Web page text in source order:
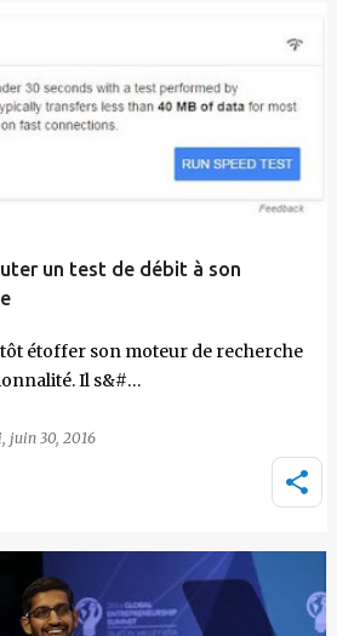
un test de débit à son
étoffer son moteur de recherche
Il s&#…
juin 30, 2016